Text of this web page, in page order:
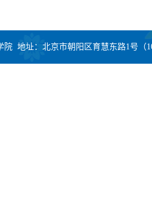
地址：北京市朝阳区育慧东路1号（